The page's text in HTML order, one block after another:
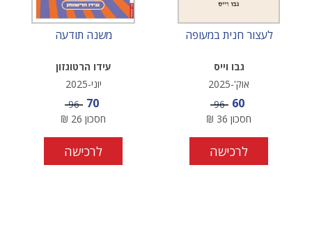
לעצור חנית במעופה
גבו וייס
אוק'-2025
מחיר מבצע
60 מחיר
96
חסכון 36
₪
לרכישה
משנה תודעה
עידו הרטוגזון
יוני-2025
מחיר מבצע
70 מחיר
96
חסכון 26
₪
לרכישה